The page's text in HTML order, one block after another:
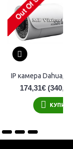
HD-CVI Full HD PTZ камера Dahua, резолюция 2MP, 30х оптичен зуум и нощен режим до 100м - DH-SD59230I-HC
(1 245,84лв.)